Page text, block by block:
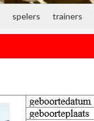
spelers trainers